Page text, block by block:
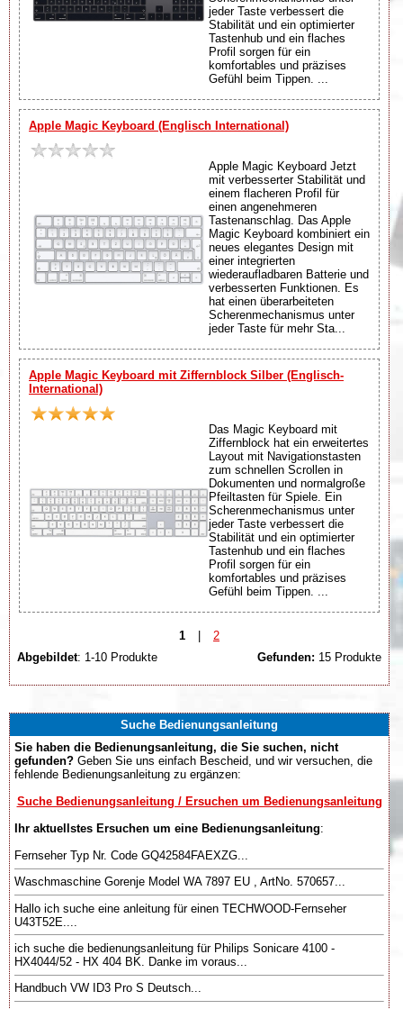
jeder Taste verbessert die
Stabilität und ein optimierter
Tastenhub und ein flaches
Profil sorgen für ein
komfortables und präzises
Gefühl beim Tippen. ...
Apple Magic Keyboard (Englisch International)
Apple Magic Keyboard Jetzt
mit verbesserter Stabilität und
einem flacheren Profil für
einen angenehmeren
Tastenanschlag. Das Apple
Magic Keyboard kombiniert ein
neues elegantes Design mit
einer integrierten
wiederaufladbaren Batterie und
verbesserten Funktionen. Es
hat einen überarbeiteten
Scherenmechanismus unter
jeder Taste für mehr Sta...
Apple Magic Keyboard mit Ziffernblock Silber (Englisch-
International)
Das Magic Keyboard mit
Ziffernblock hat ein erweitertes
Layout mit Navigationstasten
zum schnellen Scrollen in
Dokumenten und normalgroße
Pfeiltasten für Spiele. Ein
Scherenmechanismus unter
jeder Taste verbessert die
Stabilität und ein optimierter
Tastenhub und ein flaches
Profil sorgen für ein
komfortables und präzises
Gefühl beim Tippen. ...
1 |
2
Abgebildet: 1-10 Produkte Gefunden: 15 Produkte
Suche Bedienungsanleitung
Sie haben die Bedienungsanleitung, die Sie suchen, nicht
gefunden? Geben Sie uns einfach Bescheid, und wir versuchen, die
fehlende Bedienungsanleitung zu ergänzen:
Suche Bedienungsanleitung / Ersuchen um Bedienungsanleitung
Ihr aktuellstes Ersuchen um eine Bedienungsanleitung:
Fernseher Typ Nr. Code GQ42584FAEXZG...
Waschmaschine Gorenje Model WA 7897 EU , ArtNo. 570657...
Hallo ich suche eine anleitung für einen TECHWOOD-Fernseher
U43T52E....
ich suche die bedienungsanleitung für Philips Sonicare 4100 -
HX4044/52 - HX 404 BK. Danke im voraus...
Handbuch VW ID3 Pro S Deutsch...